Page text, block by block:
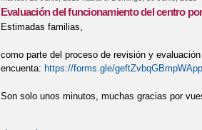
Evaluación del funcionamiento del centro
Estimadas familias,
como parte del proceso de revisión y
encuenta: https://forms.gle/
Son solo unos minutos, muchas gracias por